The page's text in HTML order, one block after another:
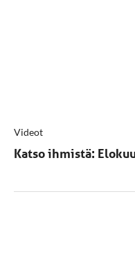
Videot
Katso ihmistä: